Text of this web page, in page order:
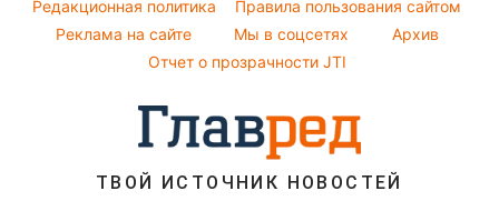
Новости Ровно
Новости Запорожья
Авто
Редакционная политика
Правила пользования сайтом
Реклама на сайте
Мы в соцсетях
Архив
Отчет о прозрачности JTI
ТВОЙ ИСТОЧНИК НОВОСТЕЙ